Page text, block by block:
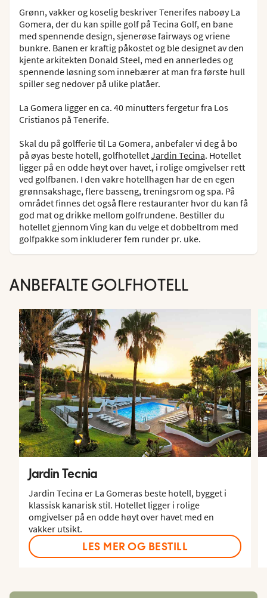
Grønn, vakker og koselig beskriver Tenerifes naboøy La
Gomera, der du kan spille golf på Tecina Golf, en bane
med spennende design, sjenerøse fairways og vriene
bunkre. Banen er kraftig påkostet og ble designet av den
kjente arkitekten Donald Steel, med en annerledes og
spennende løsning som innebærer at man fra første hull
spiller seg nedover på ulike platåer.
La Gomera ligger en ca. 40 minutters fergetur fra Los
Cristianos på Tenerife.
Skal du på golfferie til La Gomera, anbefaler vi deg å bo
på øyas beste hotell, golfhotelletJardin Tecina. Hotellet
ligger på en odde høyt over havet, i rolige omgivelser rett
ved golfbanen. I den vakre hotellhagen har de en egen
grønnsakshage, flere basseng, treningsrom og spa. På
området finnes det også flere restauranter hvor du kan få
god mat og drikke mellom golfrundene. Bestiller du
hotellet gjennom Ving kan du velge et dobbeltrom med
golfpakke som inkluderer fem runder pr. uke.
ANBEFALTE GOLFHOTELL
Jardin Tecnia
Jardin Tecina er La Gomeras beste hotell, bygget i
klassisk kanarisk stil. Hotellet ligger i rolige
omgivelser på en odde høyt over havet med en
vakker utsikt.
LES MER OG BESTILL